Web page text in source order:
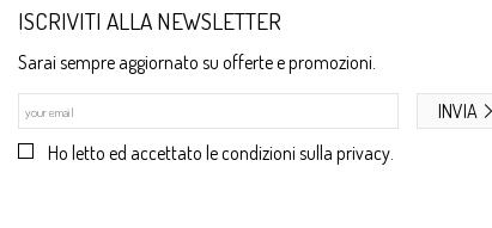
ISCRIVITI ALLA NEWSLETTER
Sarai sempre aggiornato su offerte e promozioni.
Ho letto ed accettato le condizioni sulla privacy.
INVIA